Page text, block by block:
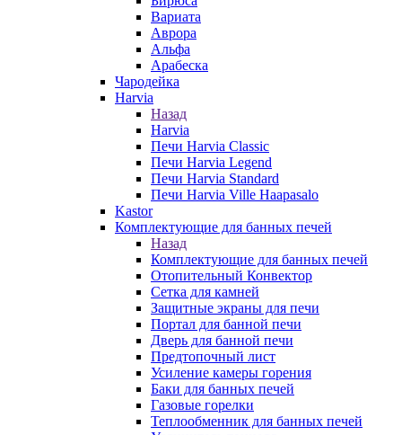
Вариата
Аврора
Альфа
Арабеска
Чародейка
Harvia
Назад
Harvia
Печи Harvia Classic
Печи Harvia Legend
Печи Harvia Standard
Печи Harvia Ville Haapasalo
Kastor
Комплектующие для банных печей
Назад
Комплектующие для банных печей
Отопительный Конвектор
Сетка для камней
Защитные экраны для печи
Портал для банной печи
Дверь для банной печи
Предтопочный лист
Усиление камеры горения
Баки для банных печей
Газовые горелки
Теплообменник для банных печей